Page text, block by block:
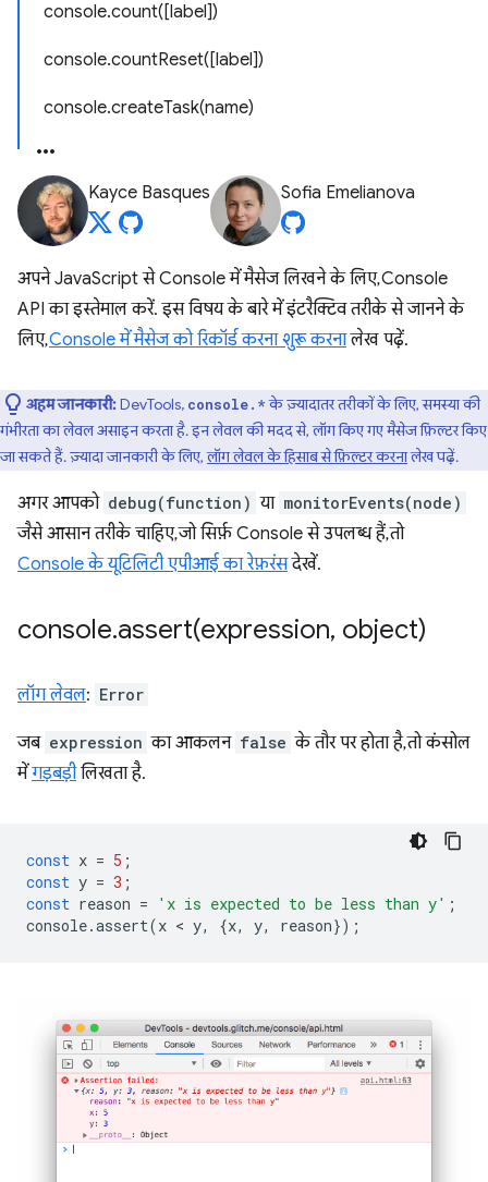
console.count([label])
console.countReset([label])
console.createTask(name)
Kayce Basques Sofia Emelianova
अपने JavaScript से Console में मैसेज लिखने के लिए, Console
API का इस्तेमाल करें. इस विषय के बारे में इंटरैक्टिव तरीके से जानने के
लिए,Console में मैसेज को रिकॉर्ड करना शुरू करनालेख पढ़ें.
अहम जानकारी:DevTools, console.*के ज़्यादातर तरीकों के लिए, समस्या की
गंभीरता का लेवल असाइन करता है. इन लेवल की मदद से, लॉग किए गए मैसेज फ़िल्टर किए
जा सकते हैं. ज़्यादा जानकारी के लिए,लॉग लेवल के हिसाब से फ़िल्टर करनालेख पढ़ें.
अगर आपको debug(function) या monitorEvents(node)
जैसे आसान तरीके चाहिए, जो सिर्फ़ Console से उपलब्ध हैं, तो
Console के यूटिलिटी एपीआई का रेफ़रंसदेखें.
console.assert(expression, object)
लॉग लेवल: Error
जब expression का आकलन false के तौर पर होता है, तो कंसोल
मेंगड़बड़ीलिखता है.
const x = 5 ;
const y = 3 ;
const reason = 'x is expected to be less than y' ;
console.assert(x < y, {x, y, reason});